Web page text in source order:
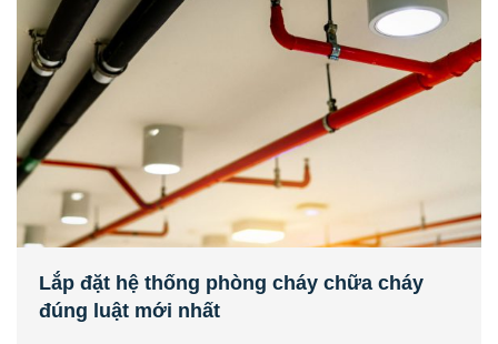
Lắp đặt hệ thống phòng cháy chữa cháy
đúng luật mới nhất